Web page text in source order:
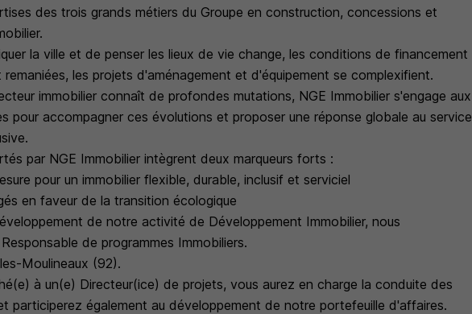
des trois grands métiers du Groupe en construction, concessions et
la ville et de penser les lieux de vie change, les conditions de financement
les projets d'aménagement et d'équipement se complexifient.
immobilier connaît de profondes mutations, NGE Immobilier s'engage aux
pour accompagner ces évolutions et proposer une réponse globale au service
par NGE Immobilier intègrent deux marqueurs forts :
pour un immobilier flexible, durable, inclusif et serviciel
en faveur de la transition écologique
de notre activité de Développement Immobilier, nous
de programmes Immobiliers.
Moulineaux (92).
à un(e) Directeur(ice) de projets, vous aurez en charge la conduite des
participerez également au développement de notre portefeuille d'affaires.